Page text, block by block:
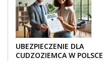
UBEZPIECZENIE DLA
CUDZOZIEMCA W POLSCE